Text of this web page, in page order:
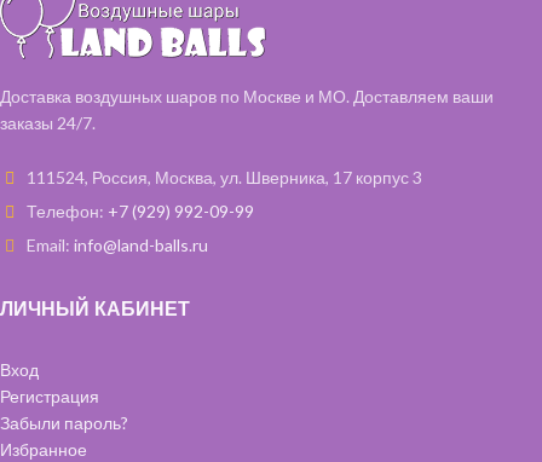
гелием и обрабатываем
специальным составом,
чтобы они дольше летали.
Доставка воздушных шаров по Москве и МО. Доставляем ваши
заказы 24/7.
111524, Россия, Москва, ул. Шверника, 17 корпус 3
Телефон: +7 (929) 992-09-99
Email: info@land-balls.ru
ЛИЧНЫЙ КАБИНЕТ
Вход
Регистрация
Забыли пароль?
Избранное